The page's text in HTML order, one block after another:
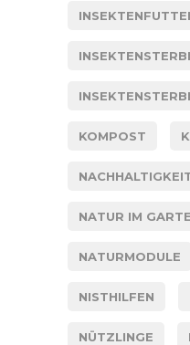
KOMPOST
NATUR IM
NATURMODULE
NISTHILFEN
NÜTZLINGE